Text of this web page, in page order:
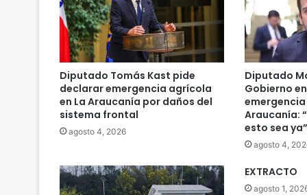
Diputado Tomás Kast pide
declarar emergencia agrícola
en La Araucanía por daños del
sistema frontal
agosto 4, 2026
Diputado
Gobierno
Araucanía:
esto sea ya”
agosto 4,
EXTRACTO
agosto 1,